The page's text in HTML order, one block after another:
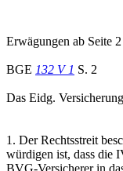
Erwägungen ab Seite 2
BGE 132 V 1 S. 2
Das Eidg.
1. Der Rechtsstreit
würdigen ist, dass die
BVG-Versicherer in